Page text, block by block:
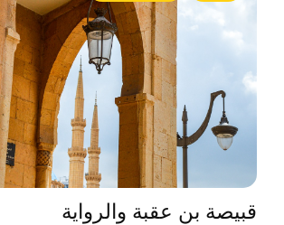
قبيصة بن عقبة والرواية